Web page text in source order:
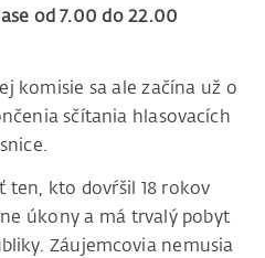
od 7.00 do 22.00
komisie sa ale začína už o
sčítania hlasovacích
ten, kto dovŕšil 18 rokov
úkony a má trvalý pobyt
Záujemcovia nemusia